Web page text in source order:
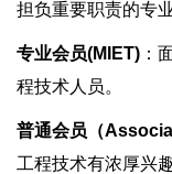
担负重要职责的专
专业会员(MIET) ：
程技术人员。
普通会员（
工程技术有浓厚兴